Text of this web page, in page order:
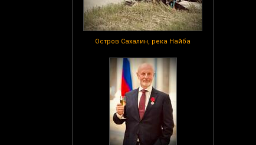
Остров Сахалин, река Найба